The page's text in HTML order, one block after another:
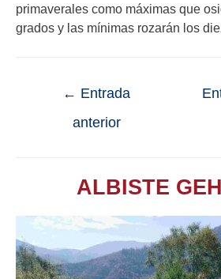
primaverales como máximas que
grados y las mínimas rozarán los
← Entrada
anterior
ALBISTE